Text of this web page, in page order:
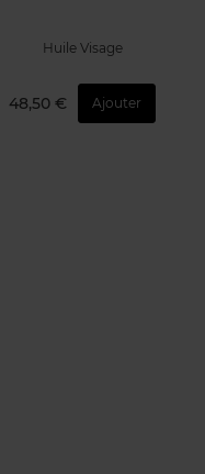
Huile Visage
48,50 € Ajouter